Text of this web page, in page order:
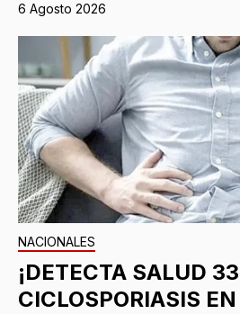
6 Agosto 2026
NACIONALES
¡DETECTA SALUD
CICLOSPORIASIS